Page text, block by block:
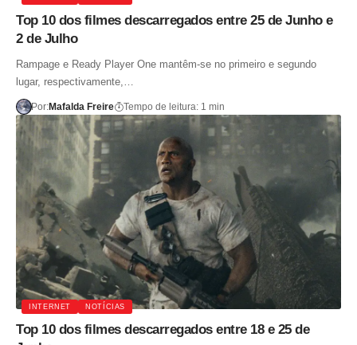
Top 10 dos filmes descarregados entre 25 de Junho e
2 de Julho
Rampage e Ready Player One mantêm-se no primeiro e segundo
lugar, respectivamente,…
Por:Mafalda Freire Tempo de leitura: 1 min
INTERNET NOTÍCIAS
Top 10 dos filmes descarregados entre 18 e 25 de